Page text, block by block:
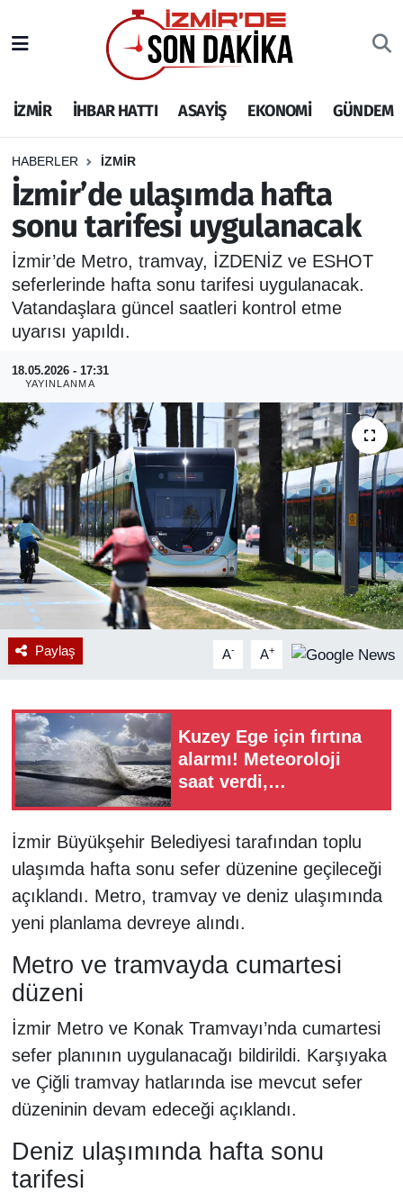
İZMİR İHBAR HATTI ASAYİŞ EKONOMİ GÜNDEM
HABERLER İZMİR
İzmir’de ulaşımda hafta
sonu tarifesi uygulanacak
İzmir’de Metro, tramvay, İZDENİZ ve ESHOT
seferlerinde hafta sonu tarifesi uygulanacak.
Vatandaşlara güncel saatleri kontrol etme
uyarısı yapıldı.
18.05.2026 - 17:31
YAYINLANMA
Paylaş A- A+
Kuzey Ege için fırtına
alarmı! Meteoroloji
saat verdi,
İzmir Büyükşehir Belediyesi tarafından toplu
ulaşımda hafta sonu sefer düzenine geçileceği
açıklandı. Metro, tramvay ve deniz ulaşımında
yeni planlama devreye alındı.
Metro ve tramvayda cumartesi
düzeni
İzmir Metro ve Konak Tramvayı’nda cumartesi
sefer planının uygulanacağı bildirildi. Karşıyaka
ve Çiğli tramvay hatlarında ise mevcut sefer
düzeninin devam edeceği açıklandı.
Deniz ulaşımında hafta sonu
tarifesi
İHBAR HATTI
DEPREM
GENEL
EKONOMİ
SİYASET
SPOR
ASAYİŞ
RESMİ REKLAM
İzmir Nöbetçi Eczaneler
İzmir Hava Durumu
İzmir Namaz Vakitleri
İzmir Trafik Yoğunluk Haritası
Puan Durumu ve Fikstür
Tüm Manşetler
Son Dakika Haberleri
Haber Arşivi